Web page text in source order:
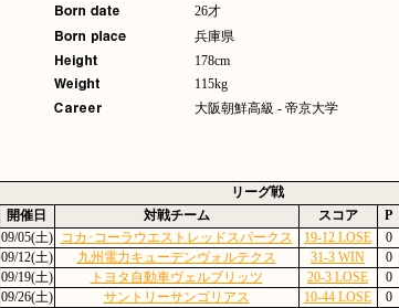
26才
兵庫県
178cm
115kg
大阪朝鮮高級 - 帝京大学
リーグ戦
開催日 対戦チーム スコア P
09/05(土)
コカ･コーラウエストレッドスパークス 19-12 LOSE 0
09/12(土)
九州電力キューデンヴォルテクス 31-3 WIN 0
09/19(土)
トヨタ自動車ヴェルブリッツ 20-3 LOSE 0
09/26(土)
サントリーサンゴリアス 10-44 LOSE 0